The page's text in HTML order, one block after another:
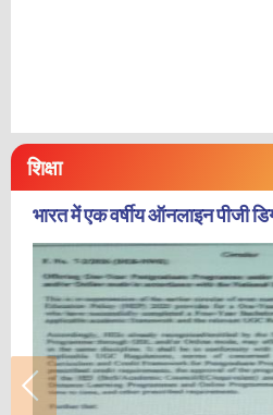
शिक्षा
भारत में एक वर्षीय ऑनलाइन पीजी